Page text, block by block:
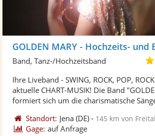
Band, Tanz-/Hochzeitsband
Ihre Liveband - SWING, ROCK, POP,
aktuelle CHART-MUSIK! Die Band
formiert sich um die charismatische
Standort: Jena (DE) - 145 km von Freital
Gage: auf Anfrage